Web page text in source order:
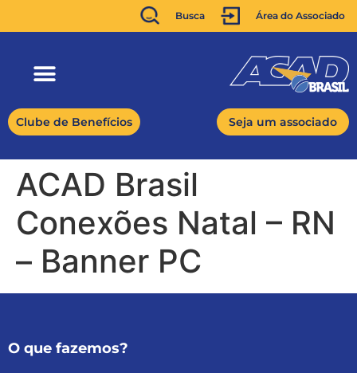
Busca Área do Associado
Clube de Benefícios Seja um associado
ACAD Brasil
Conexões Natal – RN
– Banner PC
O que fazemos?